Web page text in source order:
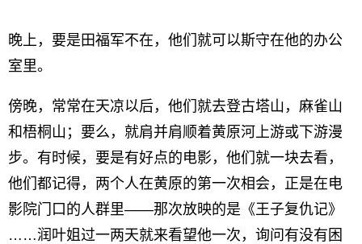
晚上，要是田福军不在，他们就可以斯守在他的办公
室里。
傍晚，常常在天凉以后，他们就去登古塔山，麻雀山
和梧桐山；要么，就肩并肩顺着黄原河上游或下游漫
步。有时候，要是有好点的电影，他们就一块去看，
他们都记得，两个人在黄原的第一次相会，正是在电
影院门口的人群里——那次放映的是《王子复仇记》
……润叶姐过一两天就来看望他一次，询问有没有困